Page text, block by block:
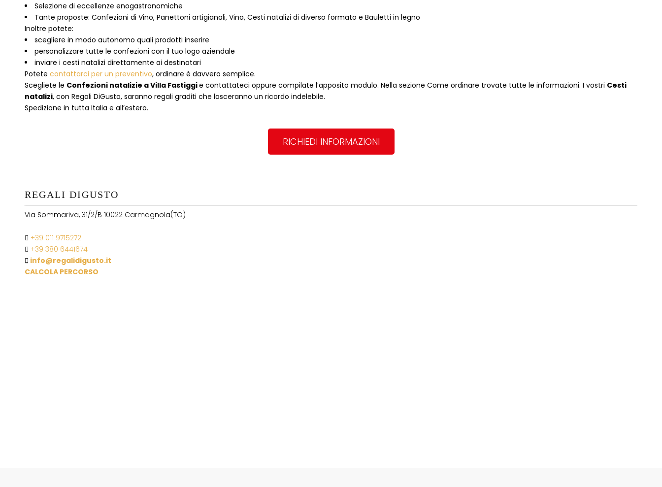
Selezione di eccellenze enogastronomiche
Tante proposte: Confezioni di Vino, Panettoni artigianali, Vino, Cesti natalizi di diverso formato e Bauletti in legno
Inoltre potete:
scegliere in modo autonomo quali prodotti inserire
personalizzare tutte le confezioni con il tuo logo aziendale
inviare i cesti natalizi direttamente ai destinatari
Potete contattarci per un preventivo, ordinare è davvero semplice.
Scegliete le Confezioni natalizie aVilla Fastiggie contattateci oppure compilate l’apposito modulo. Nella sezione Come ordinare trovate tutte le informazioni. I vostri Cesti
natalizi, con Regali DiGusto, saranno regali graditi che lasceranno un ricordo indelebile.
Spedizione in tutta Italia e all’estero.
RICHIEDI INFORMAZIONI
REGALI DIGUSTO
Via Sommariva, 31/2/B 10022 Carmagnola(TO)
+39 011 9715272
+39 380 6441674
info@regalidigusto.it
CALCOLA PERCORSO